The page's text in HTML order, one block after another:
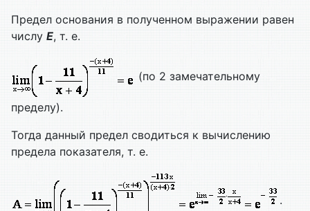
Предел основания в полученном выражении равен
числу Е, т. е.
(по 2 замечательному
пределу).
Тогда данный предел сводиться к вычислению
предела показателя, т. е.
.